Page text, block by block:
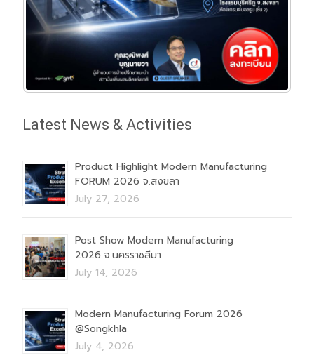
Latest News & Activities
Product Highlight Modern Manufacturing
FORUM 2026 จ.สงขลา
July 27, 2026
Post Show Modern Manufacturing
2026 จ.นครราชสีมา
July 14, 2026
Modern Manufacturing Forum 2026
@Songkhla
July 4, 2026